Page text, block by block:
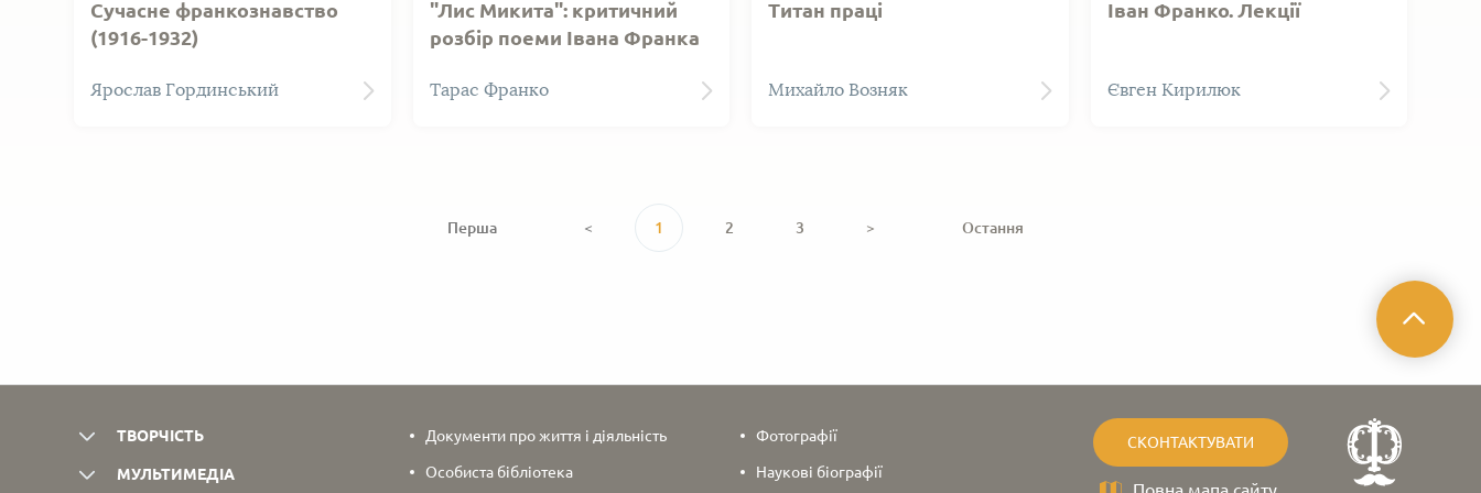
Сучасне франкознавство
(1916-1932)
тому Записок Наукового
Ярослав Гординський
"Лис Микита": критичний
розбір поеми Івана Франка
Тарас Франко
Титан праці
Видавництво "Вільна Україна",
Михайло Возняк
Іван Франко. Лекції
для студентів-заочників
Євген Кирилюк
Перша < 1 2 3 > Остання
ТВОРЧІСТЬ
МУЛЬТИМЕДІА
Документи про життя і діяльність Фотографії
Особиста бібліотека Наукові біографії
СКОНТАКТУВАТИ